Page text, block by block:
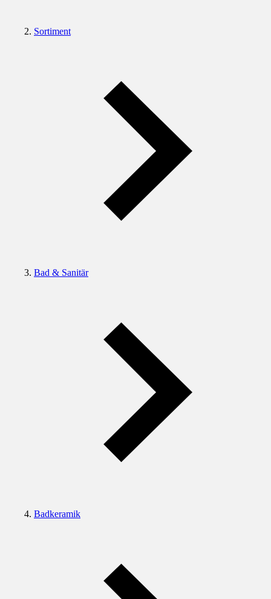
Sortiment
Bad & Sanitär
Badkeramik